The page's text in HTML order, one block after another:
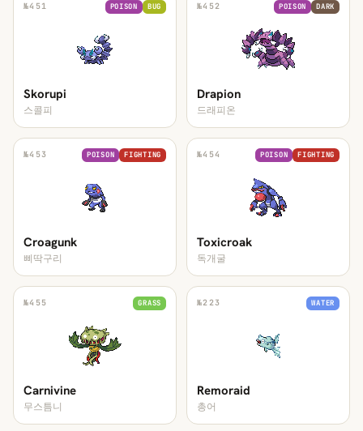
№451 POISON BUG
Skorupi
스콜피
№452 POISON DARK
Drapion
드래피온
№453 POISON FIGHTING
Croagunk
삐딱구리
№454 POISON FIGHTING
Toxicroak
독개굴
№455 GRASS
Carnivine
무스틈니
№223 WATER
Remoraid
총어